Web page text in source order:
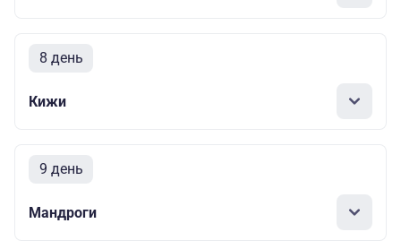
8 день
Кижи
9 день
Мандроги